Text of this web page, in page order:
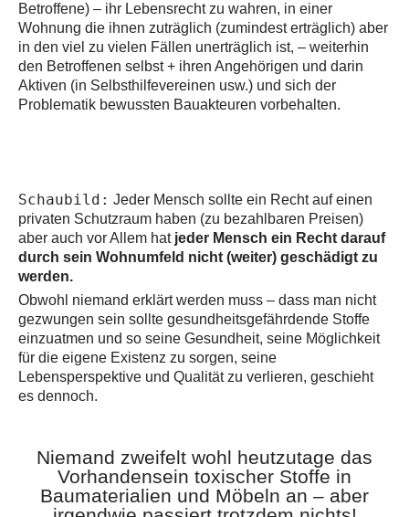
Betroffene) – ihr Lebensrecht zu wahren, in einer
Wohnung die ihnen zuträglich (zumindest erträglich) aber
in den viel zu vielen Fällen unerträglich ist, – weiterhin
den Betroffenen selbst + ihren Angehörigen und darin
Aktiven (in Selbsthilfevereinen usw.) und sich der
Problematik bewussten Bauakteuren vorbehalten.
Schaubild: Jeder Mensch sollte ein Recht auf einen
privaten Schutzraum haben (zu bezahlbaren Preisen)
aber auch vor Allem hatjeder Mensch ein Recht darauf
durch sein Wohnumfeld nicht (weiter) geschädigt zu
werden.
Obwohl niemand erklärt werden muss – dass man nicht
gezwungen sein sollte gesundheitsgefährdende Stoffe
einzuatmen und so seine Gesundheit, seine Möglichkeit
für die eigene Existenz zu sorgen, seine
Lebensperspektive und Qualität zu verlieren, geschieht
es dennoch.
Niemand zweifelt wohl heutzutage das
Vorhandensein toxischer Stoffe in
Baumaterialien und Möbeln an – aber